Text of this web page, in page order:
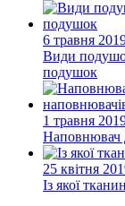
6 травня
Види
подушок
1 травня
Наповнювач
25 квітня
Із якої